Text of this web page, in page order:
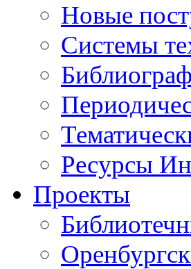
Новые
Cистемы
Ресурсы
Проекты